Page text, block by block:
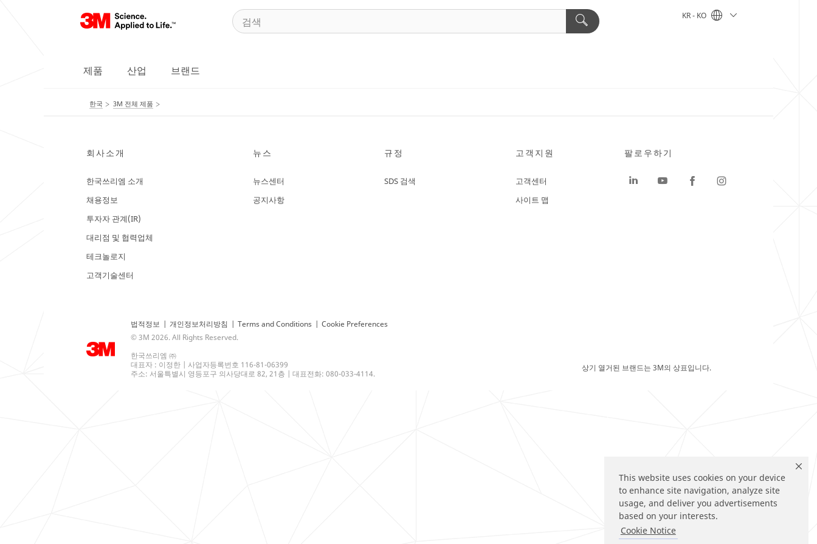
This website uses cookies on your device
to enhance site navigation, analyze site
usage, and deliver you advertisements
based on your interests.
Cookie Notice
KR - KO
제품 산업 브랜드
한국 3M 전체 제품
회사소개
한국쓰리엠 소개
채용정보
투자자 관계(IR)
대리점 및 협력업체
테크놀로지
고객기술센터
뉴스
뉴스센터
공지사항
규정
SDS 검색
고객지원
고객센터
사이트 맵
법적정보 | 개인정보처리방침 | Terms and Conditions | Cookie Preferences
© 3M 2026. All Rights Reserved.
한국쓰리엠 ㈜
대표자 : 이정한 | 사업자등록번호 116-81-06399
주소: 서울특별시 영등포구 의사당대로 82, 21층 | 대표전화: 080-033-4114.
팔로우하기
상기 열거된 브랜드는 3M의 상표입니다.